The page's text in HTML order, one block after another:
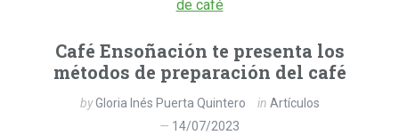
Café Ensoñación te presenta los
métodos de preparación del café
byGloria Inés Puerta Quintero in Artículos
14/07/2023